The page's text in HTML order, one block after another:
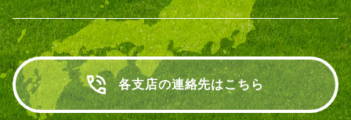
各支店の連絡先はこちら